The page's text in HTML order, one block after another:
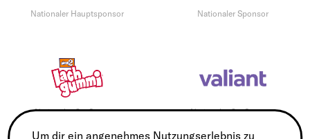
Nationaler Hauptsponsor Nationaler Sponsor
Nationaler Co-Sponsor Nationaler Co-Sponsor
Um dir ein angenehmes Nutzungserlebnis zu